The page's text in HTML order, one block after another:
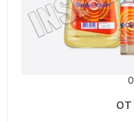
от